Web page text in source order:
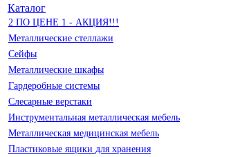
Каталог
2 ПО ЦЕНЕ 1 - АКЦИЯ!!!
Металлические стеллажи
Сейфы
Металлические шкафы
Гардеробные системы
Слесарные верстаки
Инструментальная металлическая мебель
Металлическая медицинская мебель
Пластиковые ящики для хранения